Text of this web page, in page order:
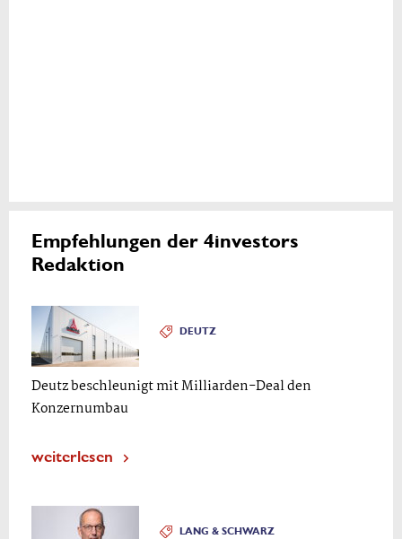
Empfehlungen der 4investors
Redaktion
DEUTZ
Deutz beschleunigt mit Milliarden-Deal den
Konzernumbau
weiterlesen
LANG & SCHWARZ